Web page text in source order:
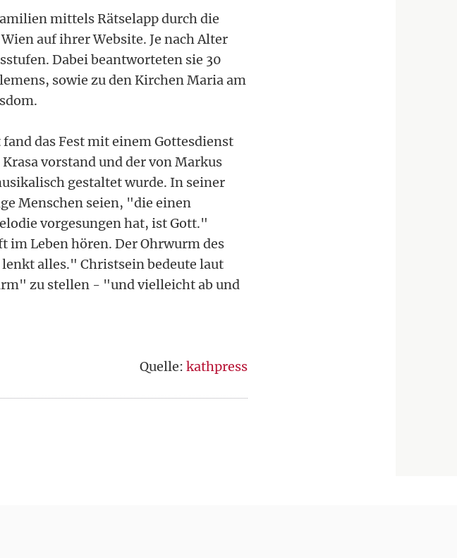
mittels Rätselapp durch die
auf ihrer Website. Je nach Alter
Dabei beantworteten sie 30
sowie zu den Kirchen Maria am
das Fest mit einem Gottesdienst
vorstand und der von Markus
gestaltet wurde. In seiner
Menschen seien, "die einen
vorgesungen hat, ist Gott."
im Leben hören. Der Ohrwurm des
alles." Christsein bedeute laut
zu stellen - "und vielleicht ab und
Quelle: kathpress